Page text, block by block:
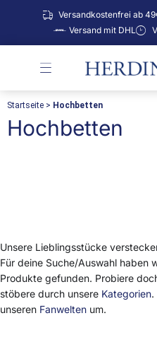
Versandkostenfrei ab
Versand mit DHL
Startseite > Hochbetten
Hochbetten
Unsere Lieblingsstücke
Für deine Suche/Auswahl haben
Produkte gefunden. Probiere
stöbere durch unsere Kategorien.
unseren Fanwelten um.